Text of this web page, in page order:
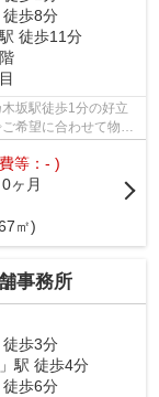
徒歩8分
駅 徒歩11分
坂駅徒歩1分の好立
希望に合わせて物件
等：- )
0ヶ月
㎡)
事務所
徒歩3分
」駅 徒歩4分
徒歩6分